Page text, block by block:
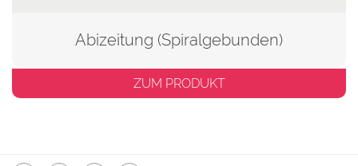
Abizeitung (Spiralgebunden)
ZUM PRODUKT